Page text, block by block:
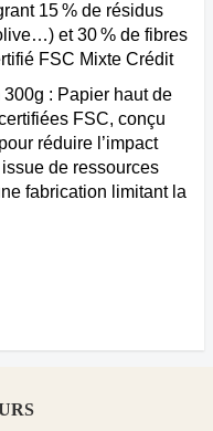
15 % de résidus
et 30 % de fibres
FSC Mixte Crédit
: Papier haut de
FSC, conçu
réduire l’impact
de ressources
fabrication limitant la